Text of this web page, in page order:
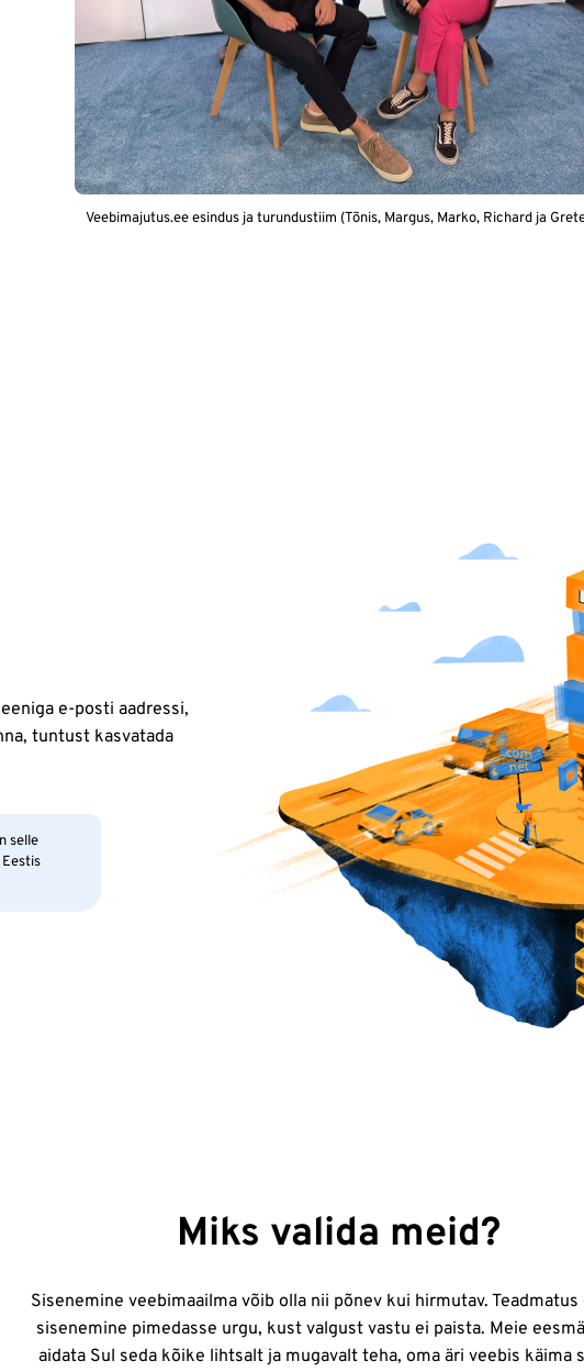
Veebimajutus.ee esindus ja turundustiim (Tõnis, Margus, Marko, Richard ja
e-posti aadressi,
tuntust kasvatada
selle
Miks valida meid?
Sisenemine veebimaailma võib olla nii põnev kui hirmutav. Teadmatus
sisenemine pimedasse urgu, kust valgust vastu ei paista. Meie
aidata Sul seda kõike lihtsalt ja mugavalt teha, oma äri veebis käima